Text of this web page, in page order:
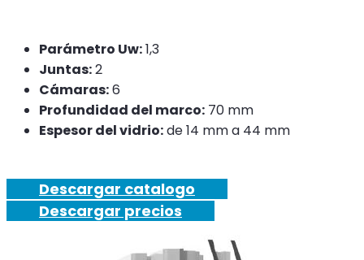
Parámetro Uw:1,3
Juntas:2
Cámaras:6
Profundidad del marco: 70 mm
Espesor del vidrio:de 14 mm a 44 mm
Descargar catalogo
Descargar precios